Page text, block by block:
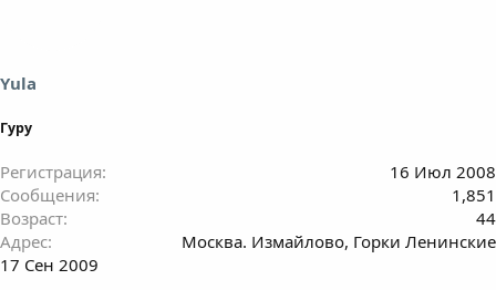
Yula
Гуру
Регистрация
16 Июл 2008
Сообщения
1,851
Возраст
44
Адрес
Москва. Измайлово, Горки Ленинские
17 Сен 2009